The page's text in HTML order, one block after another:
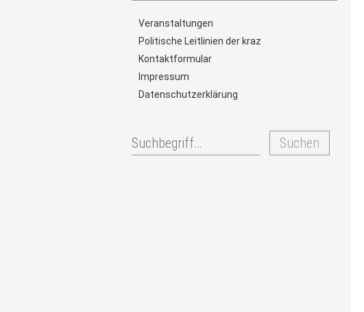
Veranstaltungen
Politische Leitlinien der kraz
Kontaktformular
Impressum
Datenschutzerklärung
Suchen